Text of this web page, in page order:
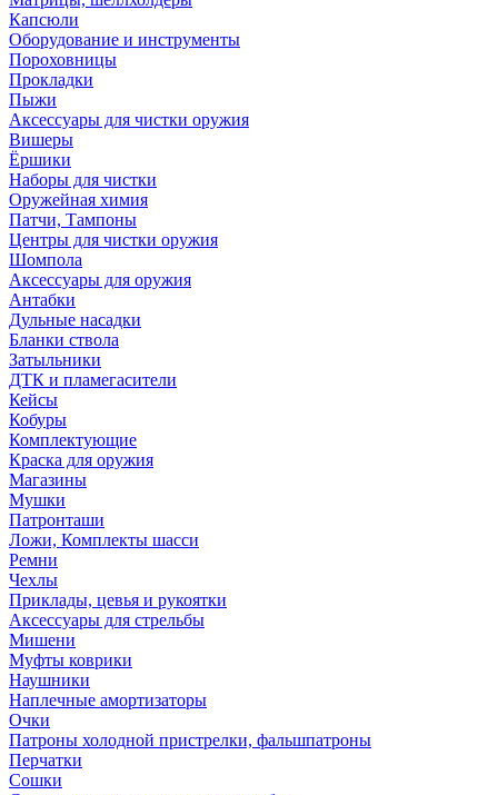
Капсюли
Оборудование и инструменты
Пороховницы
Прокладки
Пыжи
Аксессуары для чистки оружия
Вишеры
Ёршики
Наборы для чистки
Оружейная химия
Патчи, Тампоны
Центры для чистки оружия
Шомпола
Аксессуары для оружия
Антабки
Дульные насадки
Бланки ствола
Затыльники
ДТК и пламегасители
Кейсы
Кобуры
Комплектующие
Краска для оружия
Магазины
Мушки
Патронташи
Ложи, Комплекты шасси
Ремни
Чехлы
Приклады, цевья и рукоятки
Аксессуары для стрельбы
Мишени
Муфты коврики
Наушники
Наплечные амортизаторы
Очки
Патроны холодной пристрелки, фальшпатроны
Перчатки
Сошки